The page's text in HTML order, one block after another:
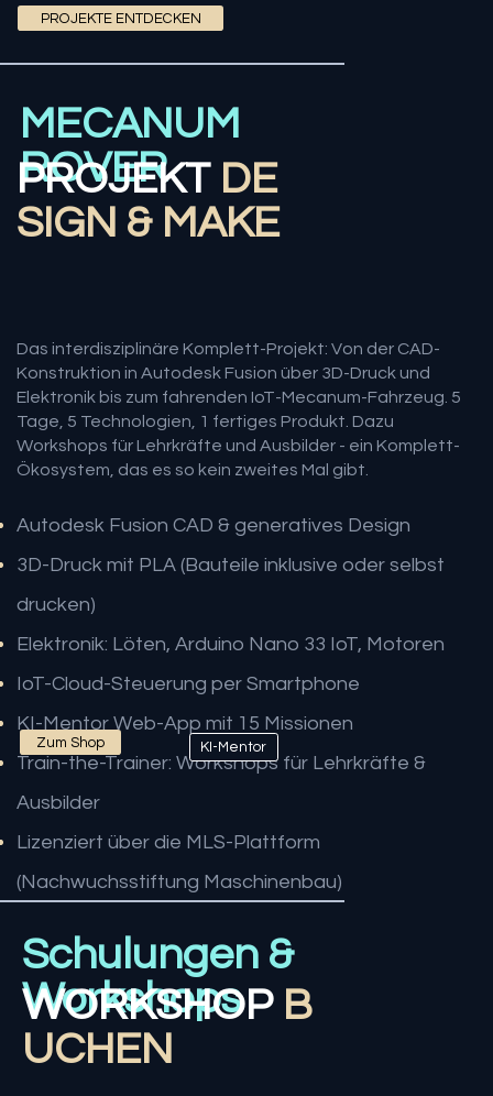
PROJEKTE ENTDECKEN
MECANUM
ROVER
PROJEKT DE
SIGN & MAKE
Das interdisziplinäre Komplett-Projekt: Von der CAD-
Konstruktion in Autodesk Fusion über 3D-Druck und
Elektronik bis zum fahrenden IoT-Mecanum-Fahrzeug. 5
Tage, 5 Technologien, 1 fertiges Produkt. Dazu
Workshops für Lehrkräfte und Ausbilder - ein Komplett-
Ökosystem, das es so kein zweites Mal gibt.
Autodesk Fusion CAD & generatives Design
3D-Druck mit PLA (Bauteile inklusive oder selbst
drucken)
Elektronik: Löten, Arduino Nano 33 IoT, Motoren
IoT-Cloud-Steuerung per Smartphone
KI-Mentor Web-App mit 15 Missionen
Train-the-Trainer: Workshops für Lehrkräfte &
Ausbilder
Lizenziert über die MLS-Plattform
(Nachwuchsstiftung Maschinenbau)
Zum Shop KI-Mentor
Schulungen &
Workshops
WORKSHOP B
UCHEN